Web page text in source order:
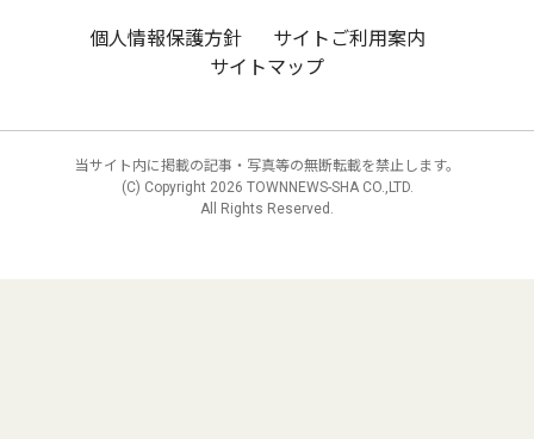
個人情報保護方針
サイトご利用案内
サイトマップ
当サイト内に掲載の記事・写真等の無断転載を禁止します。
(C) Copyright 2026 TOWNNEWS-SHA CO.,LTD.
All Rights Reserved.